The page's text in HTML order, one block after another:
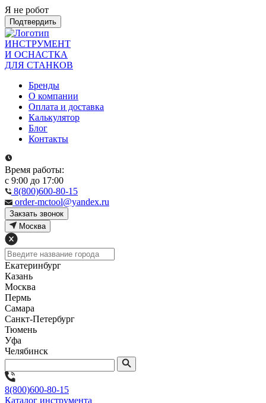
Я не робот
Подтвердить
ИНСТРУМЕНТ
И ОСНАСТКА
ДЛЯ СТАНКОВ
Бренды
О компании
Оплата и доставка
Калькулятор
Блог
Контакты
Время работы:
с 9:00 до 17:00
8(800)600-80-15
order-mctool@yandex.ru
Закзать звонок
Москва
Екатеринбург
Казань
Москва
Пермь
Самара
Санкт-Петербург
Тюмень
Уфа
Челябинск
8(800)600-80-15
Каталог инструмента